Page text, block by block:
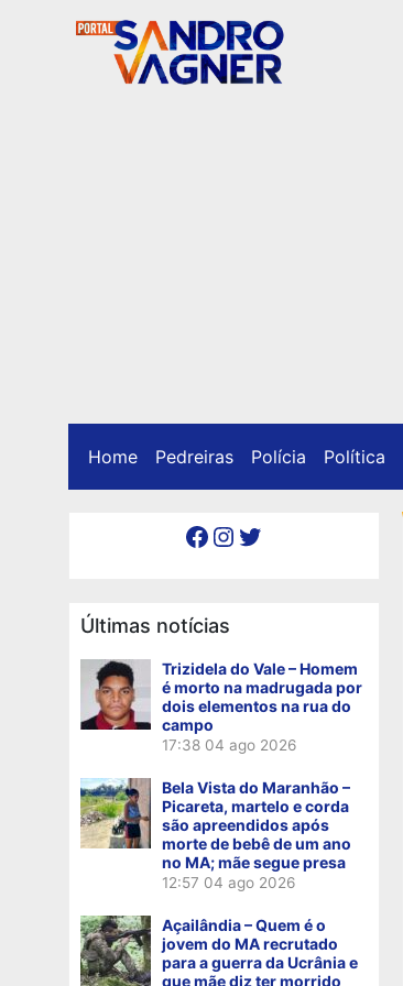
Home Pedreiras Polícia Política
Facebook Instagram Twitter
Últimas notícias
Trizidela do Vale – Homem
é morto na madrugada por
dois elementos na rua do
campo
17:38 04 ago 2026
Bela Vista do Maranhão –
Picareta, martelo e corda
são apreendidos após
morte de bebê de um ano
no MA; mãe segue presa
12:57 04 ago 2026
Açailândia – Quem é o
jovem do MA recrutado
para a guerra da Ucrânia e
que mãe diz ter morrido